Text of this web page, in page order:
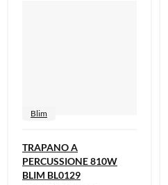
Blim
TRAPANO A
PERCUSSIONE 810W
BLIM BL0129